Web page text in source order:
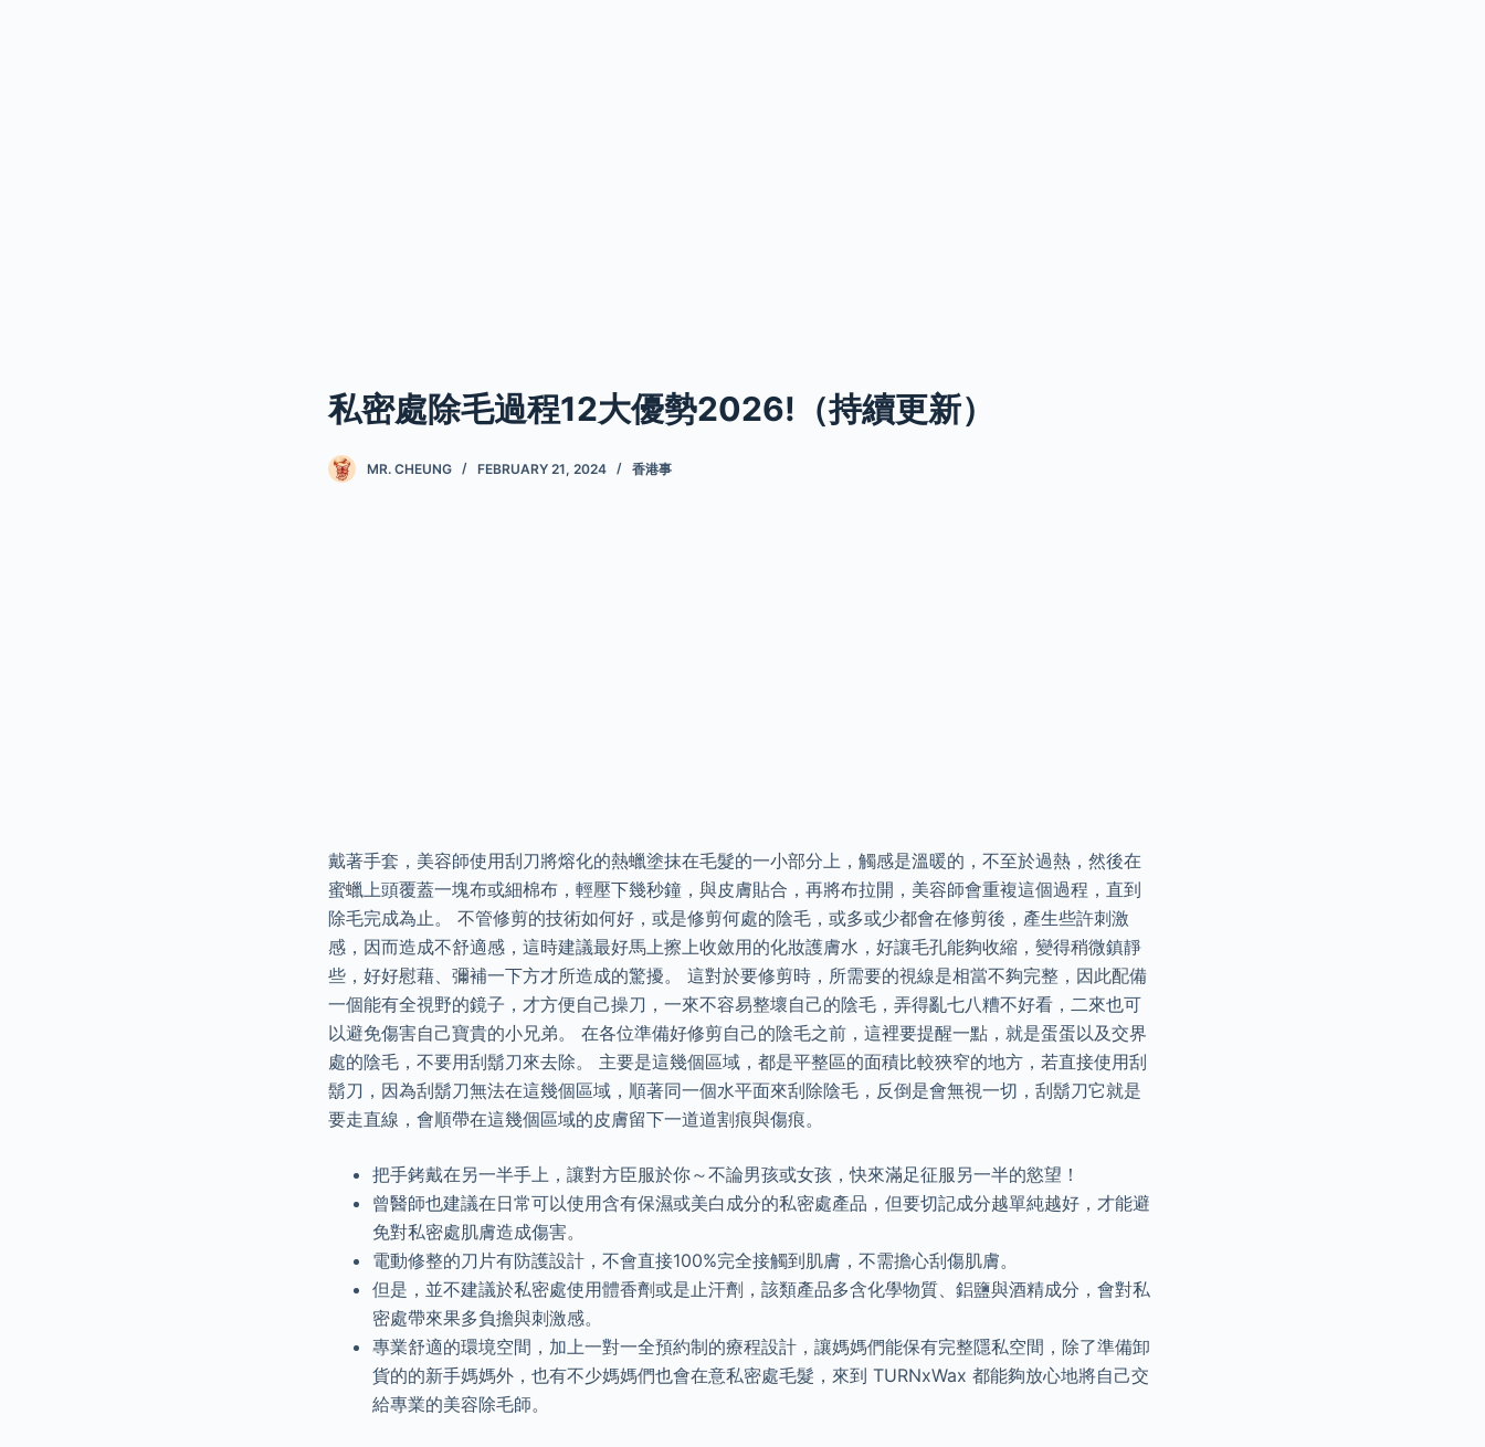
私密處除毛過程12大優勢2026!（持續更新）
MR. CHEUNG FEBRUARY 21, 2024 香港事
戴著手套，美容師使用刮刀將熔化的熱蠟塗抹在毛髮的一小部分上，觸感是溫暖的，不至於過熱，然後在
蜜蠟上頭覆蓋一塊布或細棉布，輕壓下幾秒鐘，與皮膚貼合，再將布拉開，美容師會重複這個過程，直到
除毛完成為止。 不管修剪的技術如何好，或是修剪何處的陰毛，或多或少都會在修剪後，產生些許刺激
感，因而造成不舒適感，這時建議最好馬上擦上收斂用的化妝護膚水，好讓毛孔能夠收縮，變得稍微鎮靜
些，好好慰藉、彌補一下方才所造成的驚擾。 這對於要修剪時，所需要的視線是相當不夠完整，因此配備
一個能有全視野的鏡子，才方便自己操刀，一來不容易整壞自己的陰毛，弄得亂七八糟不好看，二來也可
以避免傷害自己寶貴的小兄弟。 在各位準備好修剪自己的陰毛之前，這裡要提醒一點，就是蛋蛋以及交界
處的陰毛，不要用刮鬍刀來去除。 主要是這幾個區域，都是平整區的面積比較狹窄的地方，若直接使用刮
鬍刀，因為刮鬍刀無法在這幾個區域，順著同一個水平面來刮除陰毛，反倒是會無視一切，刮鬍刀它就是
要走直線，會順帶在這幾個區域的皮膚留下一道道割痕與傷痕。
把手銬戴在另一半手上，讓對方臣服於你～不論男孩或女孩，快來滿足征服另一半的慾望！
曾醫師也建議在日常可以使用含有保濕或美白成分的私密處產品，但要切記成分越單純越好，才能避
免對私密處肌膚造成傷害。
電動修整的刀片有防護設計，不會直接100%完全接觸到肌膚，不需擔心刮傷肌膚。
但是，並不建議於私密處使用體香劑或是止汗劑，該類產品多含化學物質、鋁鹽與酒精成分，會對私
密處帶來果多負擔與刺激感。
專業舒適的環境空間，加上一對一全預約制的療程設計，讓媽媽們能保有完整隱私空間，除了準備卸
貨的的新手媽媽外，也有不少媽媽們也會在意私密處毛髮，來到 TURNxWax 都能夠放心地將自己交
給專業的美容除毛師。